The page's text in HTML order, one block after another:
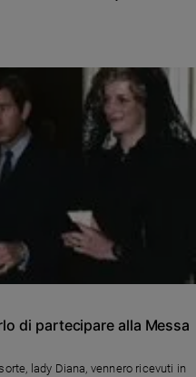
la pandemia: «Pochi leader
di partecipare alla Messa
lady Diana, vennero ricevuti in